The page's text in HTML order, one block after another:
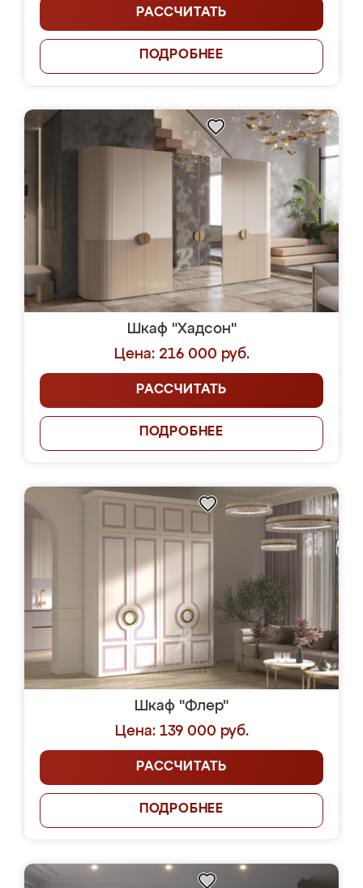
РАССЧИТАТЬ
ПОДРОБНЕЕ
Шкаф "Хадсон"
Цена: 216 000 руб.
РАССЧИТАТЬ
ПОДРОБНЕЕ
Шкаф "Флер"
Цена: 139 000 руб.
РАССЧИТАТЬ
ПОДРОБНЕЕ